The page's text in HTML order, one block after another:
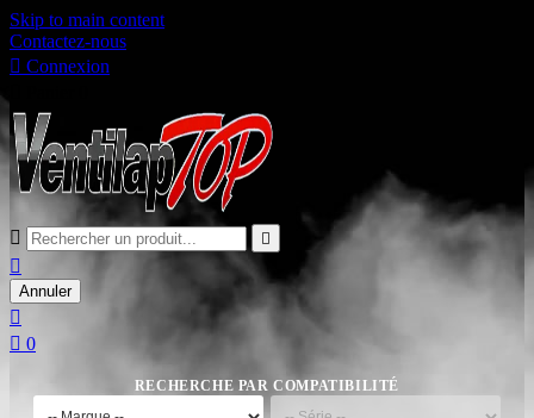
Skip to main content
Contactez-nous
 Connexion
 

Annuler

 0
RECHERCHE PAR COMPATIBILITÉ